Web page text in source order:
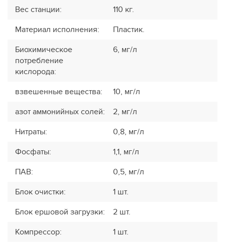
Вес станции:
110 кг.
Материал исполнения:
Пластик.
Биохимическое
потребление
кислорода:
6, мг/л
взвешенные вещества:
10, мг/л
азот аммонийных солей:
2, мг/л
Нитраты:
0,8, мг/л
Фосфаты:
1,1, мг/л
ПАВ:
0,5, мг/л
Блок очистки:
1 шт.
Блок ершовой загрузки:
2 шт.
Компрессор: 1 шт.